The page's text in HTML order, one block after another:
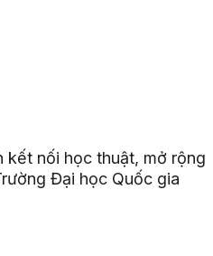
kết nối học thuật, mở rộng
Đại học Quốc gia